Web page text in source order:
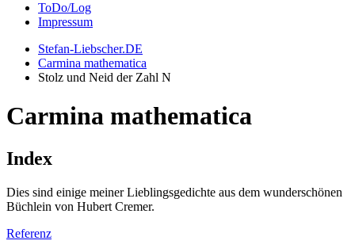
ToDo/Log
Impressum
Stefan-Liebscher.DE
Carmina mathematica
Stolz und Neid der Zahl N
Carmina mathematica
Index
Dies sind einige meiner Lieblingsgedichte aus dem wunderschönen
Büchlein von Hubert Cremer.
Referenz